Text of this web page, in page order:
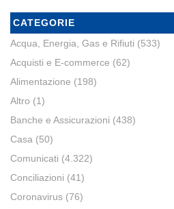
CATEGORIE
Acqua, Energia, Gas e Rifiuti (533)
Acquisti e E-commerce (62)
Alimentazione (198)
Altro (1)
Banche e Assicurazioni (438)
Casa (50)
Comunicati (4.322)
Conciliazioni (41)
Coronavirus (76)